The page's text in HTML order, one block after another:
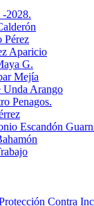
-2028.
Pérez
Aparicio
G.
Mejía
Unda Arango
Penagos.
Escandón
Contra